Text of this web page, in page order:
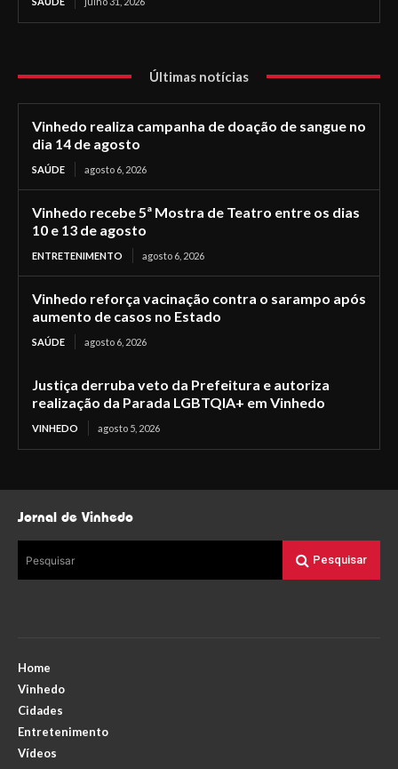
Últimas notícias
Vinhedo realiza campanha de doação de sangue no
dia 14 de agosto
SAÚDE agosto 6, 2026
Vinhedo recebe 5ª Mostra de Teatro entre os dias
10 e 13 de agosto
ENTRETENIMENTO agosto 6, 2026
Vinhedo reforça vacinação contra o sarampo após
aumento de casos no Estado
SAÚDE agosto 6, 2026
Justiça derruba veto da Prefeitura e autoriza
realização da Parada LGBTQIA+ em Vinhedo
VINHEDO agosto 5, 2026
Jornal de Vinhedo
Pesquisar Pesquisar
Home
Vinhedo
Cidades
Entretenimento
Vídeos